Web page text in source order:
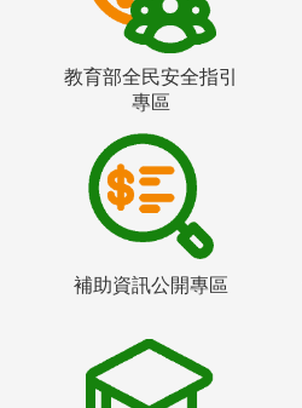
教育部全民安全指引
專區
補助資訊公開專區